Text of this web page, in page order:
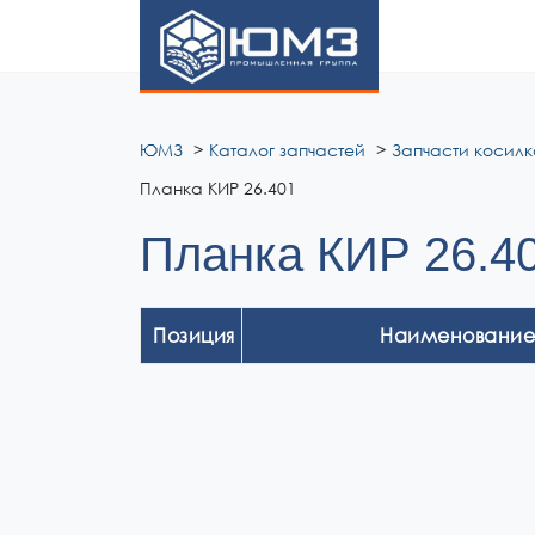
ЮМЗ Каталог запчастей Запчасти
Планка КИР 26.401
Планка КИР
Позиция Наименование